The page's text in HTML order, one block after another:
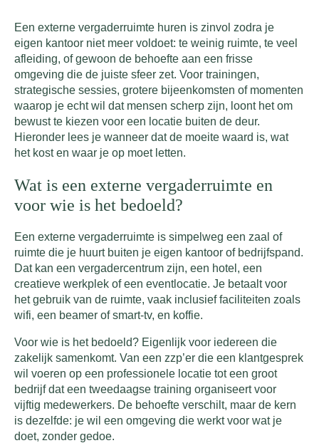
Een externe vergaderruimte huren is zinvol zodra je
eigen kantoor niet meer voldoet: te weinig ruimte, te veel
afleiding, of gewoon de behoefte aan een frisse
omgeving die de juiste sfeer zet. Voor trainingen,
strategische sessies, grotere bijeenkomsten of momenten
waarop je echt wil dat mensen scherp zijn, loont het om
bewust te kiezen voor een locatie buiten de deur.
Hieronder lees je wanneer dat de moeite waard is, wat
het kost en waar je op moet letten.
Wat is een externe vergaderruimte en
voor wie is het bedoeld?
Een externe vergaderruimte is simpelweg een zaal of
ruimte die je huurt buiten je eigen kantoor of bedrijfspand.
Dat kan een vergadercentrum zijn, een hotel, een
creatieve werkplek of een eventlocatie. Je betaalt voor
het gebruik van de ruimte, vaak inclusief faciliteiten zoals
wifi, een beamer of smart-tv, en koffie.
Voor wie is het bedoeld? Eigenlijk voor iedereen die
zakelijk samenkomt. Van een zzp’er die een klantgesprek
wil voeren op een professionele locatie tot een groot
bedrijf dat een tweedaagse training organiseert voor
vijftig medewerkers. De behoefte verschilt, maar de kern
is dezelfde: je wil een omgeving die werkt voor wat je
doet, zonder gedoe.